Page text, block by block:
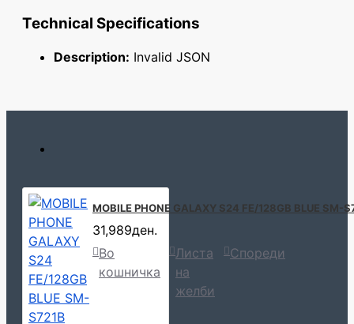
Technical Specifications
Description: Invalid JSON
MOBILE PHONE GALAXY S24 FE/128GB BLUE SM-
31,989ден.
Во
кошничка
Листа
на
желби
Спореди